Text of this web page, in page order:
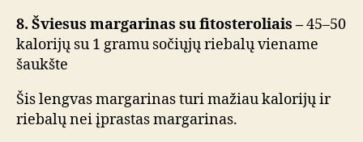
8. Šviesus margarinas su fitosteroliais –45–50
kalorijų su 1 gramu sočiųjų riebalų viename
šaukšte
Šis lengvas margarinas turi mažiau kalorijų ir
riebalų nei įprastas margarinas.